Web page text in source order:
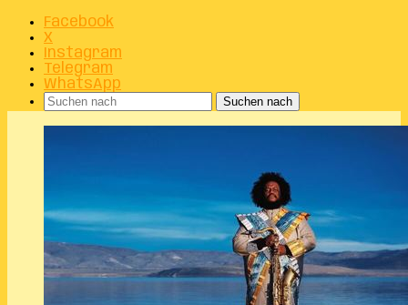
Facebook
X
Instagram
Telegram
WhatsApp
Suchen nach